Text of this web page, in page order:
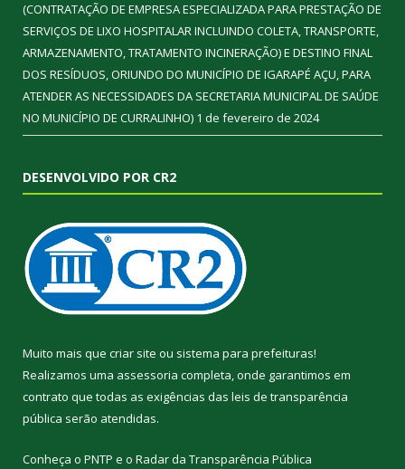
(CONTRATAÇÃO DE EMPRESA ESPECIALIZADA PARA PRESTAÇÃO DE
SERVIÇOS DE LIXO HOSPITALAR INCLUINDO COLETA, TRANSPORTE,
ARMAZENAMENTO, TRATAMENTO INCINERAÇÃO) E DESTINO FINAL
DOS RESÍDUOS, ORIUNDO DO MUNICÍPIO DE IGARAPÉ AÇU, PARA
ATENDER AS NECESSIDADES DA SECRETARIA MUNICIPAL DE SAÚDE
NO MUNICÍPIO DE CURRALINHO) 1 de fevereiro de 2024
DESENVOLVIDO POR CR2
Muito mais que criar site ou sistema para prefeituras!
Realizamos uma assessoria completa, onde garantimos em
contrato que todas as exigências das leis de transparência
pública serão atendidas.
Conheça o PNTP e o Radar da Transparência Pública